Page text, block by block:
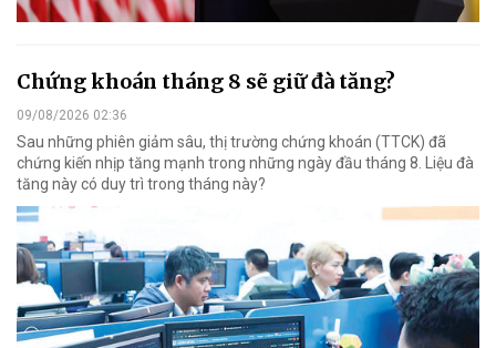
Chứng khoán tháng 8 sẽ giữ đà tăng?
09/08/2026 02:36
Sau những phiên giảm sâu, thị trường chứng khoán (TTCK) đã
chứng kiến nhịp tăng mạnh trong những ngày đầu tháng 8. Liệu đà
tăng này có duy trì trong tháng này?